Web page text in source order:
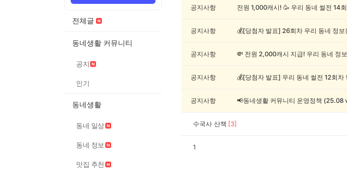
전체글
동네생활 커뮤니티
공지
인기
동네생활
동네 일상
동네 정보
맛집 추천
공지사항
공지사항
공지사항
공지사항
공지사항 📢동네생활 커뮤니티 운영정책 (25.08
수국사 산책 [3]
1